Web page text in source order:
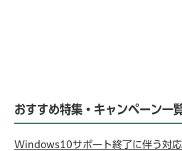
おすすめ特集・キャンペーン一
Windows10サポート終了に伴う対